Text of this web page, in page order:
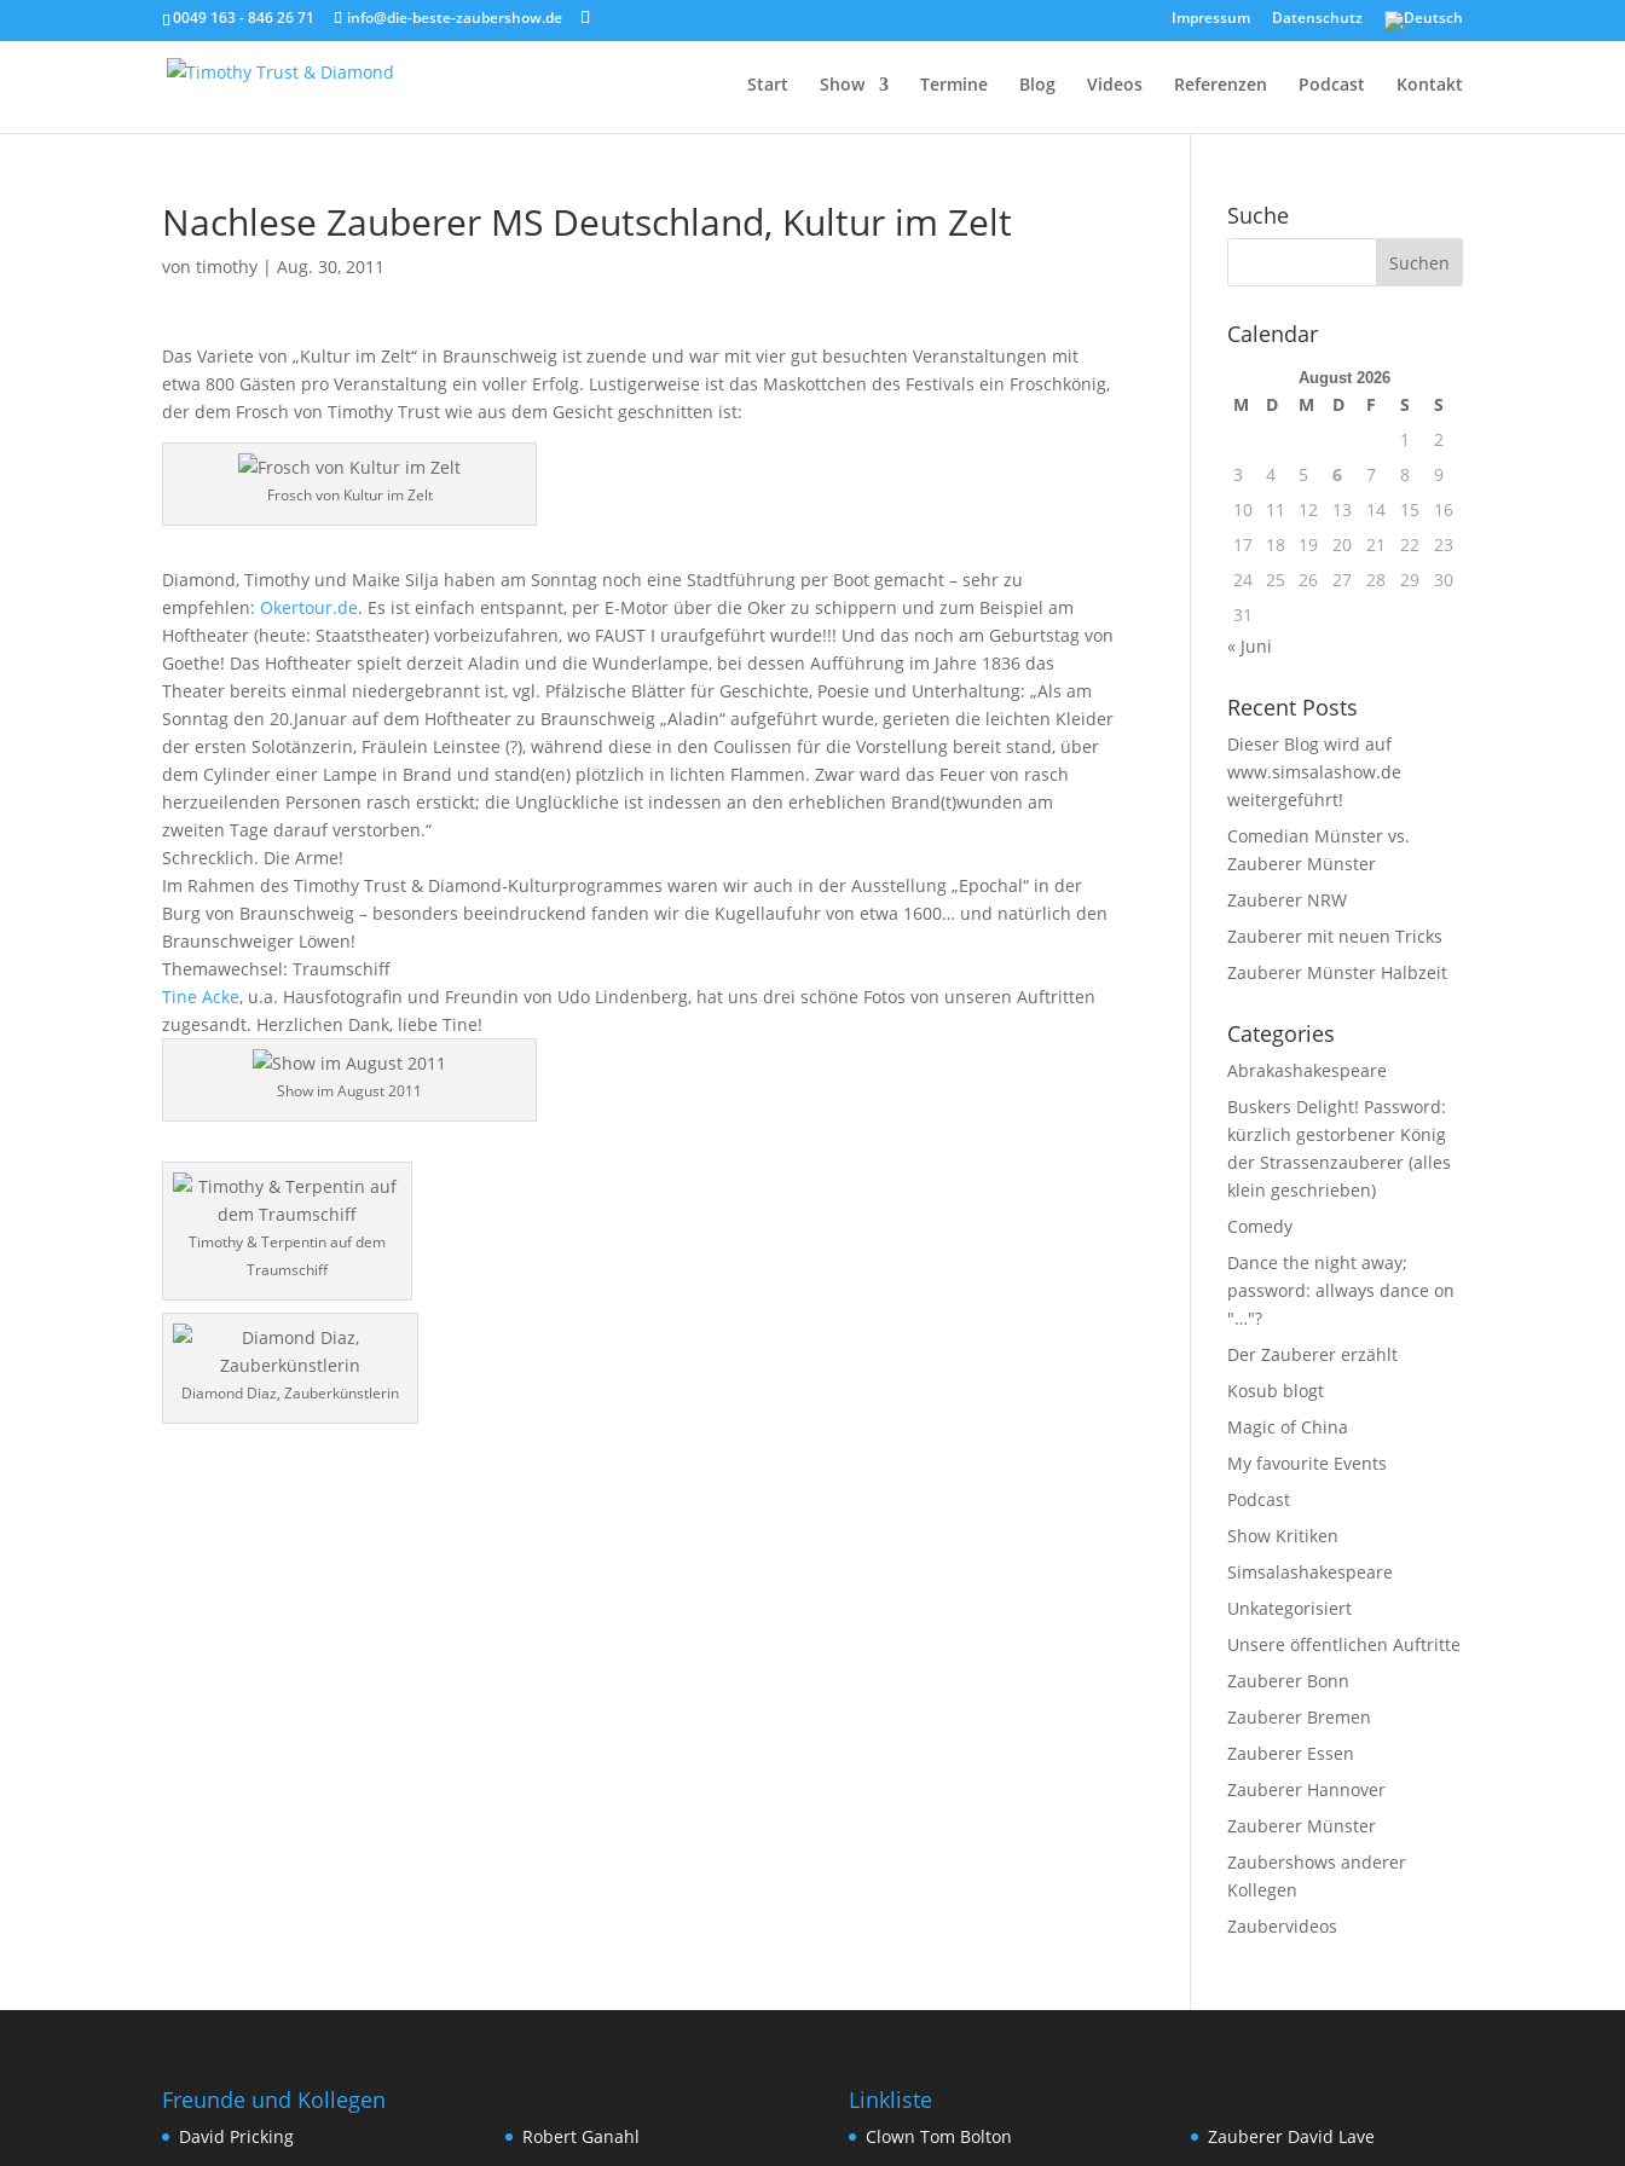
0049 163 - 846 26 71 info@die-beste-zaubershow.de Impressum Datenschutz
Start Show Termine Blog Videos Referenzen Podcast Kontakt
Nachlese Zauberer MS Deutschland, Kultur im Zelt
vontimothy |Aug. 30, 2011
Das Variete von „Kultur im Zelt“ in Braunschweig ist zuende und war mit vier gut besuchten Veranstaltungen mit
etwa 800 Gästen pro Veranstaltung ein voller Erfolg. Lustigerweise ist das Maskottchen des Festivals ein Froschkönig,
der dem Frosch von Timothy Trust wie aus dem Gesicht geschnitten ist:
Frosch von Kultur im Zelt
Diamond, Timothy und Maike Silja haben am Sonntag noch eine Stadtführung per Boot gemacht – sehr zu
empfehlen: Okertour.de. Es ist einfach entspannt, per E-Motor über die Oker zu schippern und zum Beispiel am
Hoftheater (heute: Staatstheater) vorbeizufahren, wo FAUST I uraufgeführt wurde!!! Und das noch am Geburtstag von
Goethe! Das Hoftheater spielt derzeit Aladin und die Wunderlampe, bei dessen Aufführung im Jahre 1836 das
Theater bereits einmal niedergebrannt ist, vgl. Pfälzische Blätter für Geschichte, Poesie und Unterhaltung: „Als am
Sonntag den 20.Januar auf dem Hoftheater zu Braunschweig „Aladin“ aufgeführt wurde, gerieten die leichten Kleider
der ersten Solotänzerin, Fräulein Leinstee (?), während diese in den Coulissen für die Vorstellung bereit stand, über
dem Cylinder einer Lampe in Brand und stand(en) plötzlich in lichten Flammen. Zwar ward das Feuer von rasch
herzueilenden Personen rasch erstickt; die Unglückliche ist indessen an den erheblichen Brand(t)wunden am
zweiten Tage darauf verstorben.“
Schrecklich. Die Arme!
Im Rahmen des Timothy Trust & Diamond-Kulturprogrammes waren wir auch in der Ausstellung „Epochal“ in der
Burg von Braunschweig – besonders beeindruckend fanden wir die Kugellaufuhr von etwa 1600… und natürlich den
Braunschweiger Löwen!
Themawechsel: Traumschiff
Tine Acke, u.a. Hausfotografin und Freundin von Udo Lindenberg, hat uns drei schöne Fotos von unseren Auftritten
zugesandt. Herzlichen Dank, liebe Tine!
Show im August 2011
Timothy & Terpentin auf dem
Traumschiff
Diamond Diaz, Zauberkünstlerin
Suche
Calendar
August 2026
M D M D F S
S
1
2
3
4 5 6 7 8
9
10
11 12 13 14 15
16
17
18 19 20 21 22
23
24 25 26 27 28 29
30
31
« Juni
Recent Posts
Dieser Blog wird auf
www.simsalashow.de
weitergeführt!
Comedian Münster vs.
Zauberer Münster
Zauberer NRW
Zauberer mit neuen Tricks
Zauberer Münster Halbzeit
Categories
Abrakashakespeare
Buskers Delight! Password:
kürzlich gestorbener König
der Strassenzauberer (alles
klein geschrieben)
Comedy
Dance the night away;
password: allways dance on
"…"?
Der Zauberer erzählt
Kosub blogt
Magic of China
My favourite Events
Podcast
Show Kritiken
Simsalashakespeare
Unkategorisiert
Unsere öffentlichen Auftritte
Zauberer Bonn
Zauberer Bremen
Zauberer Essen
Zauberer Hannover
Zauberer Münster
Zaubershows anderer
Kollegen
Zaubervideos
Freunde und Kollegen
David Pricking
Robert Ganahl
Linkliste
Clown Tom Bolton
Zauberer David Lave